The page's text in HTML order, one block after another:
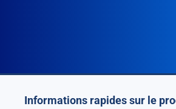
Informations rapides sur le